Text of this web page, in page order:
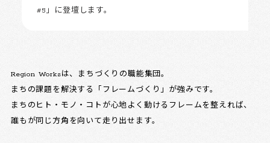
#5」に登壇します。
Region Worksは、まちづくりの職能集団。
まちの課題を解決する「フレームづくり」が強みです。
まちのヒト・モノ・コトが心地よく動けるフレームを整えれば、
誰もが同じ方角を向いて走り出せます。